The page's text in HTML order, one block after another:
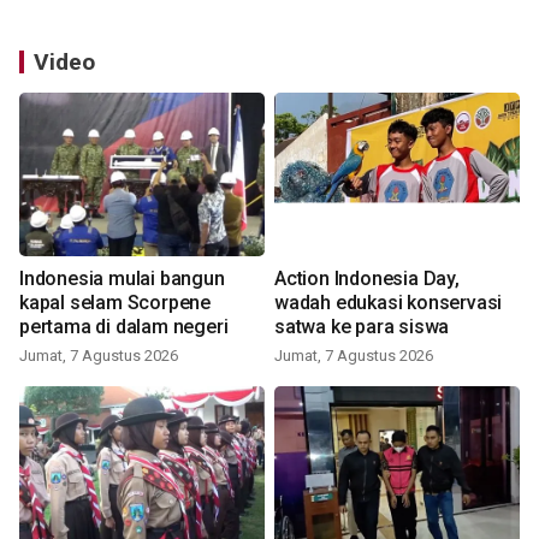
Video
Indonesia mulai bangun
kapal selam Scorpene
pertama di dalam negeri
Jumat, 7 Agustus 2026
Action Indonesia Day,
wadah edukasi konservasi
satwa ke para siswa
Jumat, 7 Agustus 2026